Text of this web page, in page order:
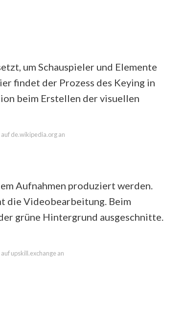
um Schauspieler und Elemente
findet der Prozess des Keying in
beim Erstellen der visuellen
de.wikipedia.org an
Aufnahmen produziert werden.
die Videobearbeitung. Beim
grüne Hintergrund ausgeschnitte.
upskill.exchange an